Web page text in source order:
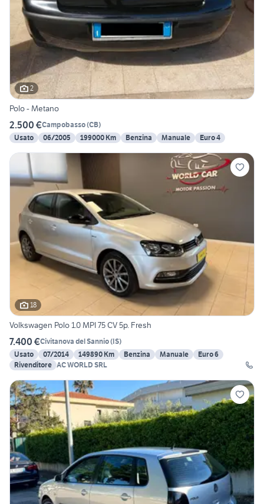
2
Polo - Metano
2.500 €Campobasso(CB)
Usato
06/2005 199000 Km Benzina Manuale Euro 4
18
Volkswagen Polo 1.0 MPI 75 CV 5p. Fresh
7.400 €Civitanova del Sannio(IS)
Usato
07/2014 149890 Km Benzina Manuale
Euro 6
Rivenditore AC WORLD SRL